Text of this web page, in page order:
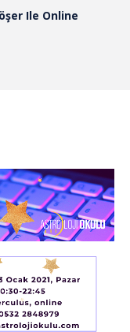
Ile Online